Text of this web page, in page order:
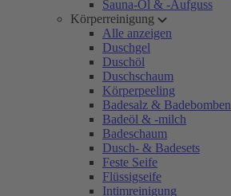
Sauna-Öl & -Aufguss
Körperreinigung
Alle anzeigen
Duschgel
Duschöl
Duschschaum
Körperpeeling
Badesalz & Badebomben
Badeöl & -milch
Badeschaum
Dusch- & Badesets
Feste Seife
Flüssigseife
Intimreinigung